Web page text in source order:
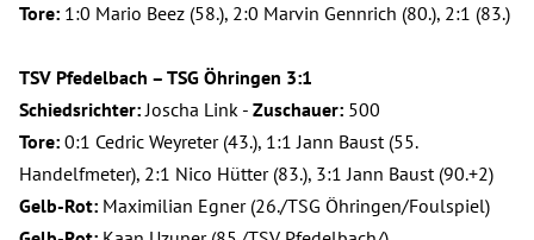
Tore: 1:0 Mario Beez (58.), 2:0 Marvin Gennrich (80.), 2:1 (83.)
TSV Pfedelbach – TSG Öhringen 3:1
Schiedsrichter:Joscha Link - Zuschauer: 500
Tore: 0:1 Cedric Weyreter (43.), 1:1 Jann Baust (55.
Handelfmeter), 2:1 Nico Hütter (83.), 3:1 Jann Baust (90.+2)
Gelb-Rot: Maximilian Egner (26./TSG Öhringen/Foulspiel)